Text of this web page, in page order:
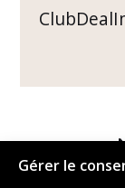
Gérer le